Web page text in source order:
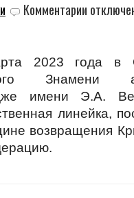
Комментарии записи
2023 года в
Знамени
имени Э.А.
линейка,
возвращения